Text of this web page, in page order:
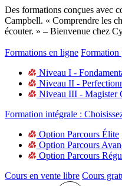
Des formations conçues avec
Campbell. « Comprendre les
écouter. » – Bienvenue chez
Formations en ligne Formation
Niveau I -
Niveau II -
Niveau III - Magister
Formation intégrale :
Option Parcours Élite
Option Parcours
Option Parcours
Cours en vente libre Cours